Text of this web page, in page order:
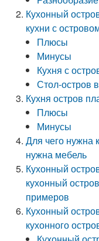
Кухонный
кухни с
Плюсы
Минусы
Кухня с
Стол-остров
Кухня остров
Плюсы
Минусы
Для чего нужна
нужна мебель
Кухонный
кухонный
примеров
Кухонный
кухонного